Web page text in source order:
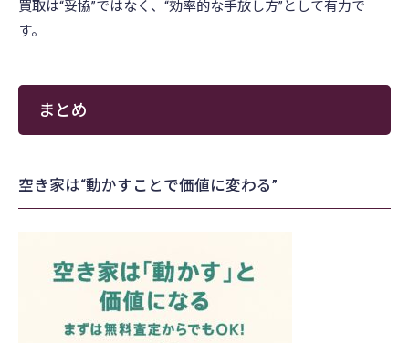
買取は“妥協”ではなく、“効率的な手放し方”として有力で
す。
まとめ
空き家は“動かすことで価値に変わる”